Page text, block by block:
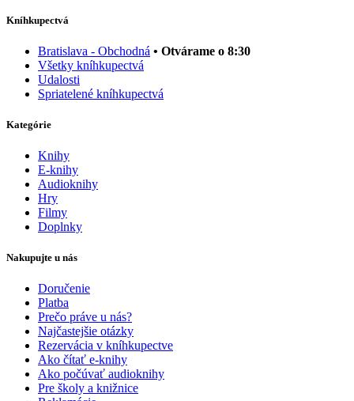
Kníhkupectvá
Bratislava - Obchodná • Otvárame o 8:30
Všetky kníhkupectvá
Udalosti
Spriatelené kníhkupectvá
Kategórie
Knihy
E-knihy
Audioknihy
Hry
Filmy
Doplnky
Nakupujte u nás
Doručenie
Platba
Prečo práve u nás?
Najčastejšie otázky
Rezervácia v kníhkupectve
Ako čítať e-knihy
Ako počúvať audioknihy
Pre školy a knižnice